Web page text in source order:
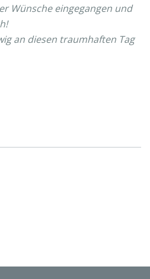
Wünsche eingegangen und
an diesen traumhaften Tag